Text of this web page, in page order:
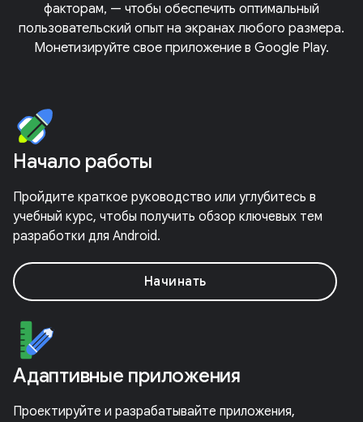
факторам, — чтобы обеспечить оптимальный
пользовательский опыт на экранах любого размера.
Монетизируйте свое приложение в Google Play.
Начало работы
Пройдите краткое руководство или углубитесь в
учебный курс, чтобы получить обзор ключевых тем
разработки для Android.
Начинать
Адаптивные приложения
Проектируйте и разрабатывайте приложения,